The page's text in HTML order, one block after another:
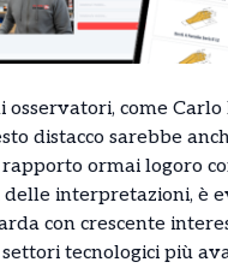
osservatori, come Carlo
distacco sarebbe
ormai logoro
delle interpretazioni, è
con crescente
tecnologici più